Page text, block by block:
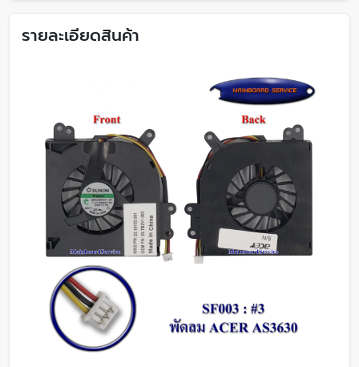
รายละเอียดสินค้า